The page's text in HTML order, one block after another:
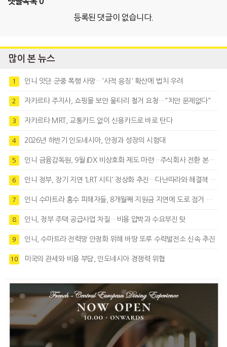
등록된 댓글이 없습니다.
많이 본 뉴스
1 인니 잇단 군중 폭행 사망…'사적 응징' 확산에 법치 우려
2 자카르타 주지사, 쇼핑몰 보안 울타리 철거 요청…"치안 문제없다"
3 자카르타 MRT, 교통카드 없이 신용카드로 바로 탄다
4 2026년 하반기 인도네시아, 안정과 성장의 시험대
5 인니 금융감독원, 9월 IDX 비상호화 제도 마련…주식회사 전환 본격화
6 인니 정부, 장기 지연 'LRT 시티' 정상화 추진…다난따라와 해결책 모색
7 인니 수마트라 홍수 피해자들, 8개월째 지원금 지연에 도로 점거 시위
8 인니, 정부 주택 공급사업 차질…비용 압박과 수요부진 탓
9 인니, 수마트라 전력망 안정화 위해 바땅 또루 수력발전소 신속 추진
10 미국의 관세와 비용 부담, 인도네시아 경쟁력 위협